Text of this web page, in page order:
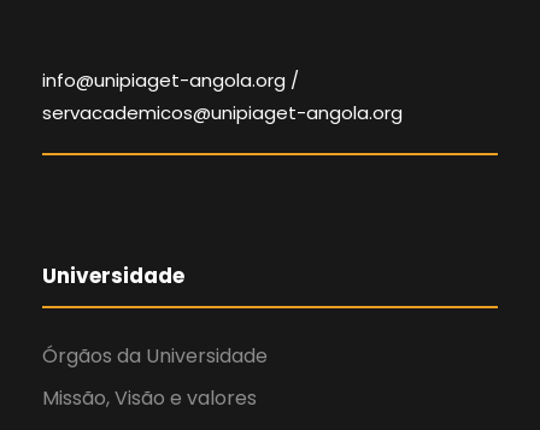
info@unipiaget-angola.org /
servacademicos@unipiaget-angola.org
Universidade
Órgãos da Universidade
Missão, Visão e valores